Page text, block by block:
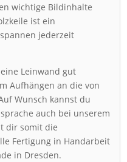
wichtige Bildinhalte
ist ein
jederzeit
Leinwand gut
Aufhängen an die von
Wunsch kannst du
auch bei unserem
dir somit die
Fertigung in Handarbeit
in Dresden.